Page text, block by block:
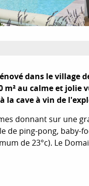
dans le village
au calme et jolie
la cave à vin de
donnant sur une
de ping-pong, baby-
de 23°c). Le